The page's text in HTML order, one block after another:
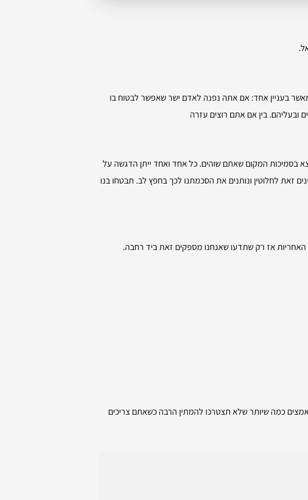
בעניין אחד: אם אתה נפנה לאדם ישר שאפשר לבטוח בו
ובעליהם. בין אם אתם רוצים עזרה
בסמיכות המקום שאתם שוהים. כל אחד ואחד ייתן הדגשה על
זאת לחלוטין ונותנים את הסכמתנו לכך בחפץ לב. תבטחו בנו
האחריות אז רק שתדעו שאנחנו מספקים זאת ביד רחבה.
כמה שיותר שלא תצטרכו להמתין הרבה כשאתם צריכים